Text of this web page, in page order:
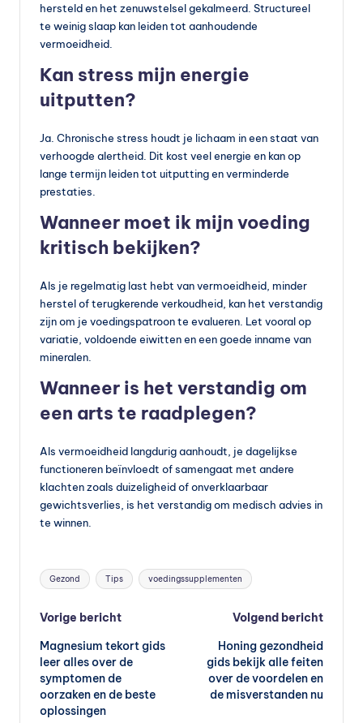
hersteld en het zenuwstelsel gekalmeerd. Structureel
te weinig slaap kan leiden tot aanhoudende
vermoeidheid.
Kan stress mijn energie
uitputten?
Ja. Chronische stress houdt je lichaam in een staat van
verhoogde alertheid. Dit kost veel energie en kan op
lange termijn leiden tot uitputting en verminderde
prestaties.
Wanneer moet ik mijn voeding
kritisch bekijken?
Als je regelmatig last hebt van vermoeidheid, minder
herstel of terugkerende verkoudheid, kan het verstandig
zijn om je voedingspatroon te evalueren. Let vooral op
variatie, voldoende eiwitten en een goede inname van
mineralen.
Wanneer is het verstandig om
een arts te raadplegen?
Als vermoeidheid langdurig aanhoudt, je dagelijkse
functioneren beïnvloedt of samengaat met andere
klachten zoals duizeligheid of onverklaarbaar
gewichtsverlies, is het verstandig om medisch advies in
te winnen.
Tags:
Gezond Tips voedingssupplementen
Bericht
navigatie
Vorige bericht
Magnesium tekort gids
leer alles over de
symptomen de
oorzaken en de beste
oplossingen
Volgend bericht
Honing gezondheid
gids bekijk alle feiten
over de voordelen en
de misverstanden nu